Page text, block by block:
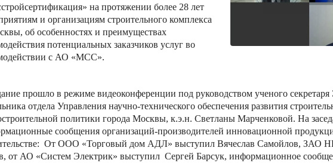
на протяжении более 28 лет
и организациям строительного комплекса
об особенностях и преимуществах
потенциальных заказчиков услуг во
с АО «МСС».
прошло в режиме видеоконференции под руководством ученого
отдела Управления научно-технического обеспечения развития
политики города Москвы, к.э.н. Светланы Марченковой. На
сообщения организаций-производителей инновационной
От ООО «Торговый дом АДЛ» выступил Вячеслав Самойлов, ЗАО
от АО «Систем Электрик» выступил Сергей Барсук, информационное